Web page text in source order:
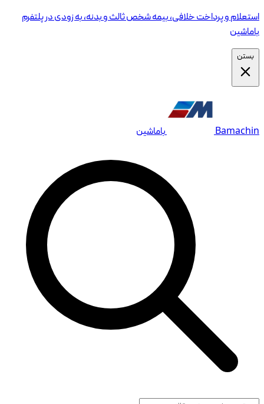
استعلام و پرداخت خلافی، بیمه شخص ثالث و بدنه، به زودی در پلتفرم
باماشین
بستن
Bamachin باماشین